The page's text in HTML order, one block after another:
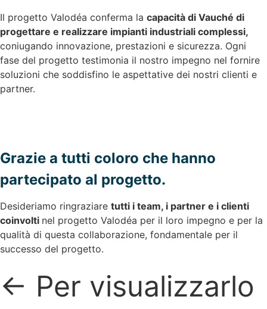
Il progetto Valodéa conferma la capacità di Vauché di
progettare e realizzare impianti industriali complessi,
coniugando innovazione, prestazioni e sicurezza. Ogni
fase del progetto testimonia il nostro impegno nel fornire
soluzioni che soddisfino le aspettative dei nostri clienti e
partner.
Grazie a tutti coloro che hanno
partecipato al progetto.
Desideriamo ringraziare tutti i team, i partner e i clienti
coinvolti nel progetto Valodéa per il loro impegno e per la
qualità di questa collaborazione, fondamentale per il
successo del progetto.
← Per visualizzarlo